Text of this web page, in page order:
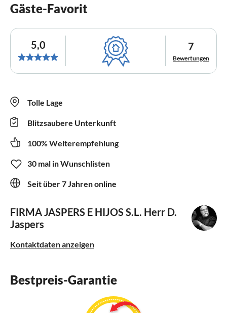
Gäste-Favorit
5,0 7
Bewertungen
Tolle Lage
Blitzsaubere Unterkunft
100% Weiterempfehlung
30 mal in Wunschlisten
Seit über 7 Jahren online
FIRMA JASPERS E HIJOS S.L. Herr D.
Jaspers
Kontaktdaten anzeigen
Bestpreis-Garantie